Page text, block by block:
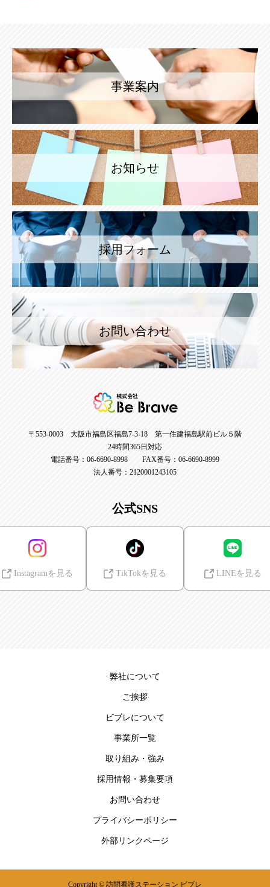
事業案内
お知らせ
採用フォーム
お問い合わせ
〒553-0003 大阪市福島区福島7-3-18 第一住建福島駅前ビル５階
24時間365日対応
電話番号：06-6690-8998 FAX番号：06-6690-8999
法人番号：2120001243105
公式SNS
Instagramを見る TikTokを見る LINEを見る
弊社について
ご挨拶
ビブレについて
事業所一覧
取り組み・強み
採用情報・募集要項
お問い合わせ
プライバシーポリシー
外部リンクページ
Copyright © 訪問看護ステーション ビブレ